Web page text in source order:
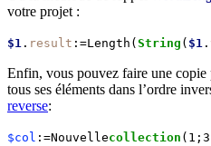
votre projet :
$1 . result :=Length( String ( $1 .
Enfin, vous pouvez faire une
tous ses éléments dans l’ordre
reverse:
$col :=Nouvellecollection